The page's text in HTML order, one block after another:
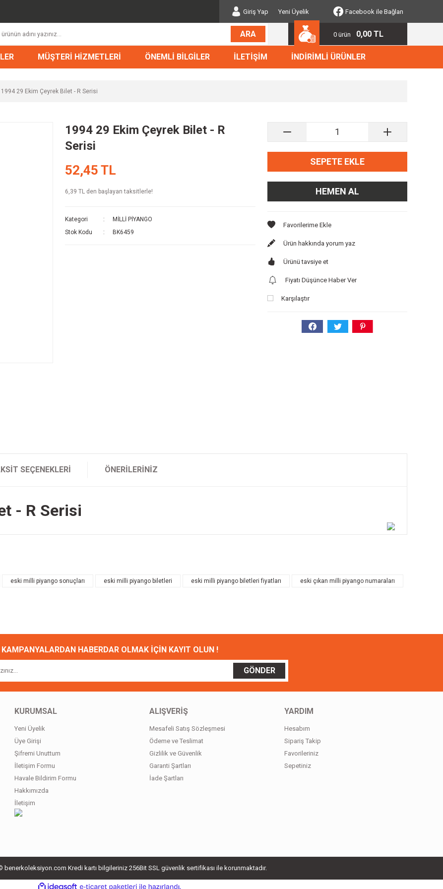
Giriş Yap Yeni Üyelik Facebook ile Bağlan
ARA 0 ürün 0,00 TL
MÜŞTERİ HİZMETLERİ ÖNEMLİ BİLGİLER İLETİŞİM İNDİRİMLİ ÜRÜNLER
1994 29 Ekim Çeyrek Bilet - R Serisi
1994 29 Ekim Çeyrek Bilet - R
Serisi
52,45 TL
6,39 TL den başlayan taksitlerle!
Kategori
MİLLİ PİYANGO
Stok Kodu
BK6459
SEPETE EKLE
HEMEN AL
Ürün hakkında yorum yaz
Ürünü tavsiye et
Fiyatı Düşünce Haber Ver
Karşılaştır
SEÇENEKLERI ÖNERILERINIZ
- R Serisi
eski milli piyango sonuçları eski milli piyango biletleri eski milli piyango biletleri fiyatları eski çıkan milli piyango numaraları
KAMPANYALARDAN HABERDAR OLMAK İÇİN KAYIT OLUN !
GÖNDER
KURUMSAL
Yeni Üyelik
Üye Girişi
Şifremi Unuttum
İletişim Formu
Havale Bildirim Formu
Hakkımızda
İletişim
ALIŞVERİŞ
Mesafeli Satış Sözleşmesi
Ödeme ve Teslimat
Gizlilik ve Güvenlik
Garanti Şartları
İade Şartları
YARDIM
Hesabım
Sipariş Takip
Favorileriniz
Sepetiniz
benerkoleksiyon.com Kredi kartı bilgileriniz 256Bit SSL güvenlik sertifikası ile korunmaktadır.
ideasoft e-